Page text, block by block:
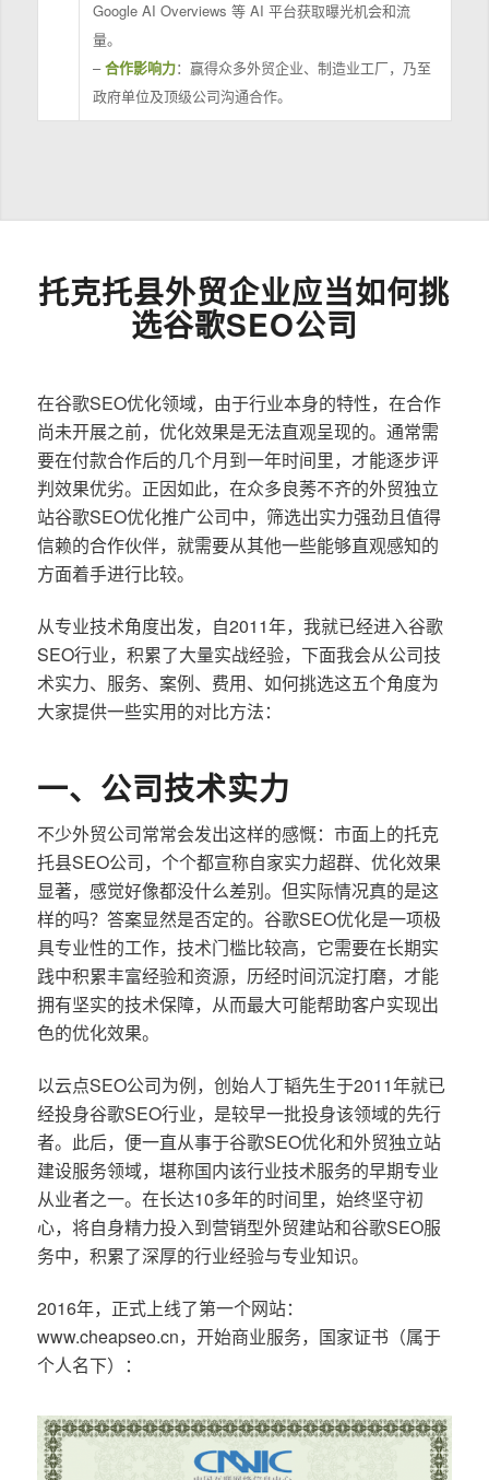
Google AI Overviews 等 AI 平台获取曝光机会和流
量。
–合作影响力：赢得众多外贸企业、制造业工厂，乃至
政府单位及顶级公司沟通合作。
托克托县外贸企业应当如何挑
选谷歌SEO公司
在谷歌SEO优化领域，由于行业本身的特性，在合作
尚未开展之前，优化效果是无法直观呈现的。通常需
要在付款合作后的几个月到一年时间里，才能逐步评
判效果优劣。正因如此，在众多良莠不齐的外贸独立
站谷歌SEO优化推广公司中，筛选出实力强劲且值得
信赖的合作伙伴，就需要从其他一些能够直观感知的
方面着手进行比较。
从专业技术角度出发，自2011年，我就已经进入谷歌
SEO行业，积累了大量实战经验，下面我会从公司技
术实力、服务、案例、费用、如何挑选这五个角度为
大家提供一些实用的对比方法：
一、公司技术实力
不少外贸公司常常会发出这样的感慨：市面上的托克
托县SEO公司，个个都宣称自家实力超群、优化效果
显著，感觉好像都没什么差别。但实际情况真的是这
样的吗？答案显然是否定的。谷歌SEO优化是一项极
具专业性的工作，技术门槛比较高，它需要在长期实
践中积累丰富经验和资源，历经时间沉淀打磨，才能
拥有坚实的技术保障，从而最大可能帮助客户实现出
色的优化效果。
以云点SEO公司为例，创始人丁韬先生于2011年就已
经投身谷歌SEO行业，是较早一批投身该领域的先行
者。此后，便一直从事于谷歌SEO优化和外贸独立站
建设服务领域，堪称国内该行业技术服务的早期专业
从业者之一。在长达10多年的时间里，始终坚守初
心，将自身精力投入到营销型外贸建站和谷歌SEO服
务中，积累了深厚的行业经验与专业知识。
2016年，正式上线了第一个网站：
www.cheapseo.cn，开始商业服务，国家证书（属于
个人名下）：